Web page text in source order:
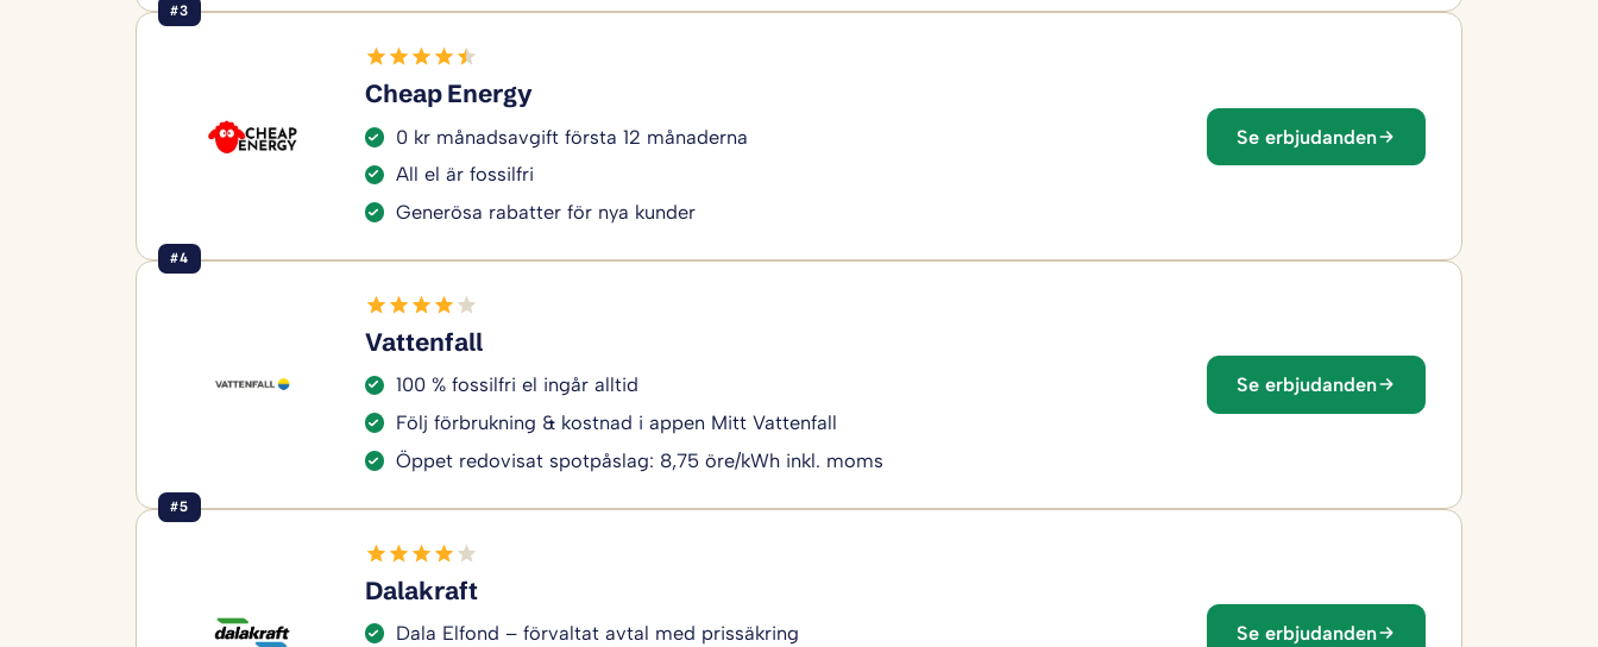
#3
Cheap Energy
0 kr månadsavgift första 12 månaderna
All el är fossilfri
Generösa rabatter för nya kunder
Se erbjudanden
#4
Vattenfall
100 % fossilfri el ingår alltid
Följ förbrukning & kostnad i appen Mitt Vattenfall
Öppet redovisat spotpåslag: 8,75 öre/kWh inkl. moms
Se erbjudanden
#5
Dalakraft
Dala Elfond – förvaltat avtal med prissäkring
Se erbjudanden